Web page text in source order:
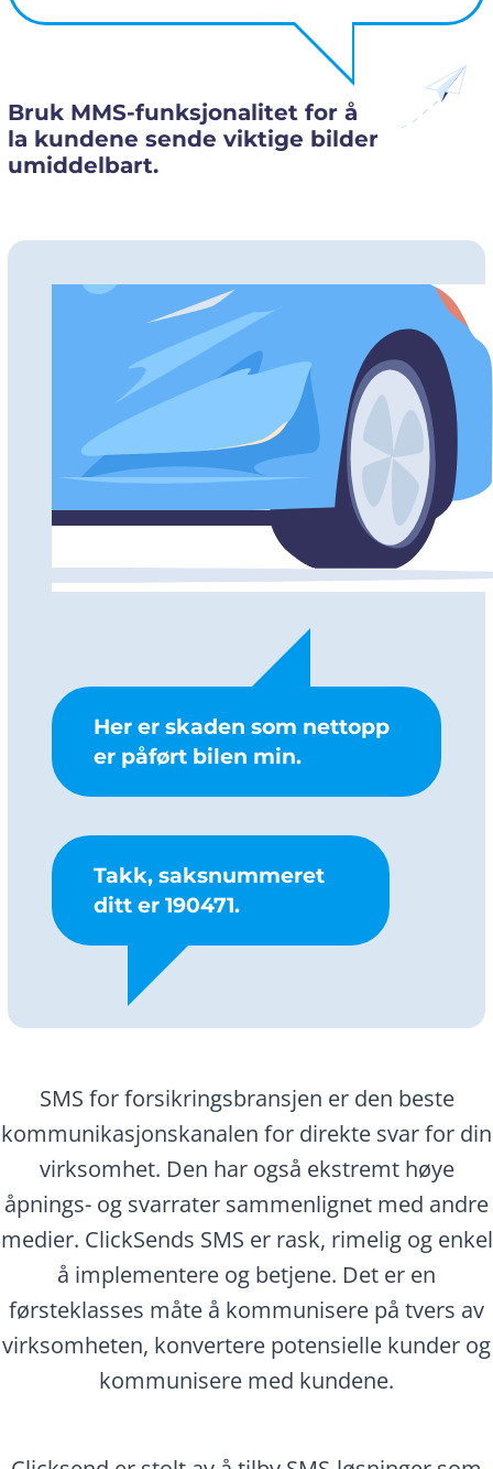
Bruk MMS-funksjonalitet for å
la kundene sende viktige bilder
umiddelbart.
Her er skaden som nettopp
er påført bilen min.
Takk, saksnummeret
ditt er 190471.
SMS for forsikringsbransjen er den beste
kommunikasjonskanalen for direkte svar for din
virksomhet. Den har også ekstremt høye
åpnings- og svarrater sammenlignet med andre
medier. ClickSends SMS er rask, rimelig og enkel
å implementere og betjene. Det er en
førsteklasses måte å kommunisere på tvers av
virksomheten, konvertere potensielle kunder og
kommunisere med kundene.